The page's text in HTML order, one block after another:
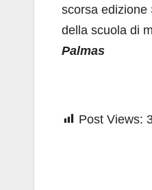
scorsa edizione
della scuola di
Palmas
Post Views: